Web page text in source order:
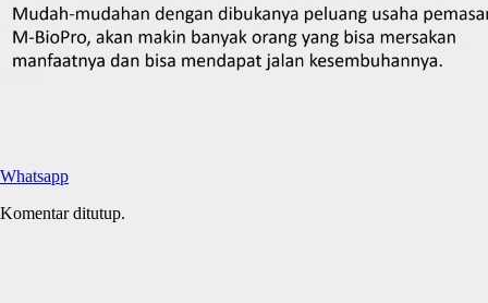
Whatsapp
Komentar ditutup.